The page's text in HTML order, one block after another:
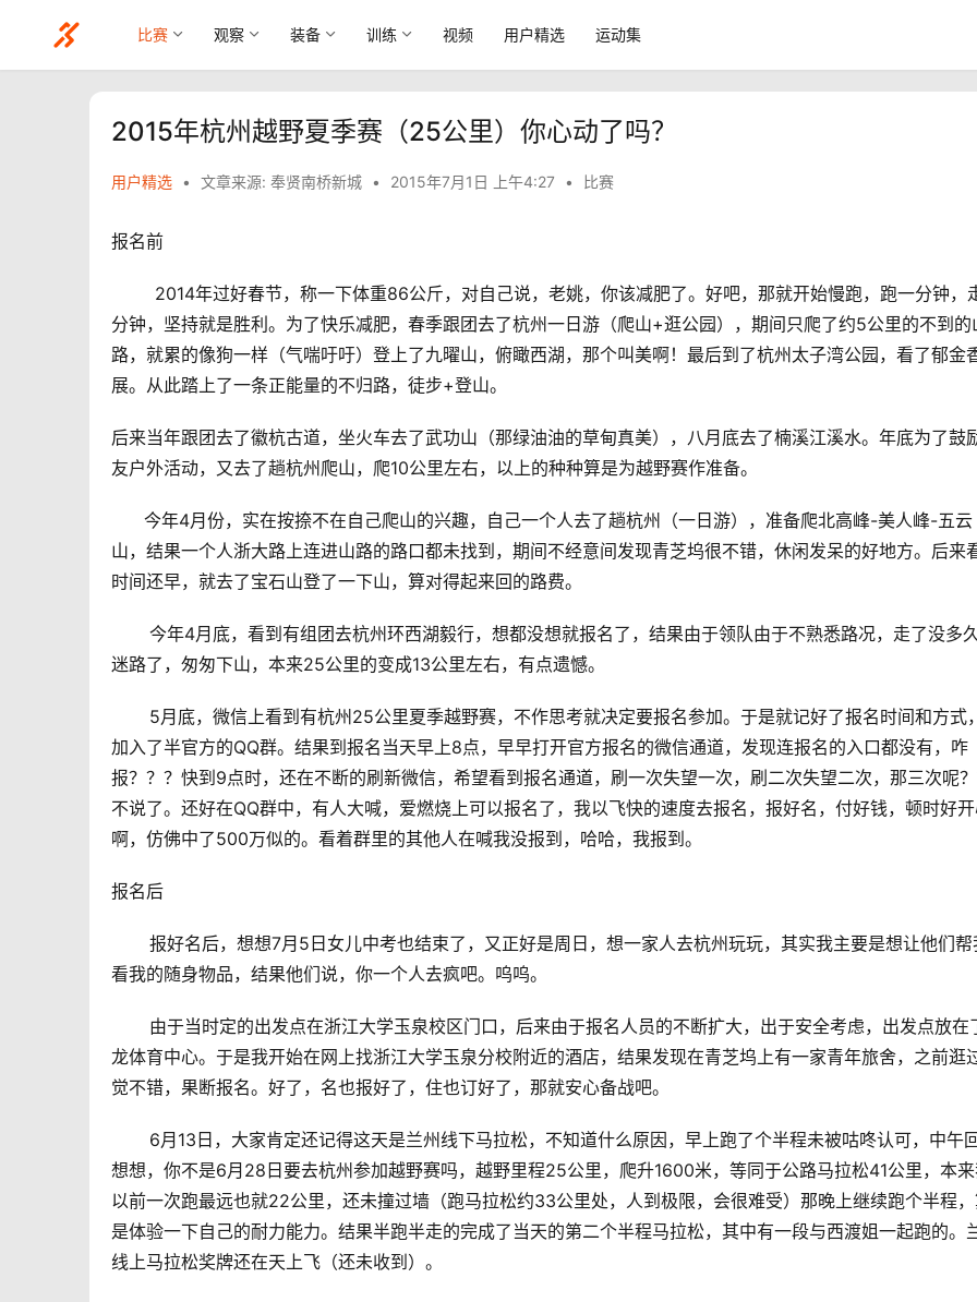
比赛 观察 装备 训练 视频 用户精选 运动集
2015年杭州越野夏季赛（25公里）你心动了吗？
用户精选 • 文章来源: 奉贤南桥新城 • 2015年7月1日 上午4:27 • 比赛
报名前
2014年过好春节，称一下体重86公斤，对自己说，老姚，你该减肥了。好吧，那就开始慢跑，跑一分钟，
分钟，坚持就是胜利。为了快乐减肥，春季跟团去了杭州一日游（爬山+逛公园），期间只爬了约5公里的不到的
路，就累的像狗一样（气喘吁吁）登上了九曜山，俯瞰西湖，那个叫美啊！最后到了杭州太子湾公园，看了郁金
展。从此踏上了一条正能量的不归路，徒步+登山。
后来当年跟团去了徽杭古道，坐火车去了武功山（那绿油油的草甸真美），八月底去了楠溪江溪水。年底为了鼓
友户外活动，又去了趟杭州爬山，爬10公里左右，以上的种种算是为越野赛作准备。
今年4月份，实在按捺不在自己爬山的兴趣，自己一个人去了趟杭州（一日游），准备爬北高峰-美人峰-五云
山，结果一个人浙大路上连进山路的路口都未找到，期间不经意间发现青芝坞很不错，休闲发呆的好地方。后来
时间还早，就去了宝石山登了一下山，算对得起来回的路费。
今年4月底，看到有组团去杭州环西湖毅行，想都没想就报名了，结果由于领队由于不熟悉路况，走了没多
迷路了，匆匆下山，本来25公里的变成13公里左右，有点遗憾。
5月底，微信上看到有杭州25公里夏季越野赛，不作思考就决定要报名参加。于是就记好了报名时间和方式
加入了半官方的QQ群。结果到报名当天早上8点，早早打开官方报名的微信通道，发现连报名的入口都没有，咋
报？？？快到9点时，还在不断的刷新微信，希望看到报名通道，刷一次失望一次，刷二次失望二次，那三次呢？
不说了。还好在QQ群中，有人大喊，爱燃烧上可以报名了，我以飞快的速度去报名，报好名，付好钱，顿时好
啊，仿佛中了500万似的。看着群里的其他人在喊我没报到，哈哈，我报到。
报名后
报好名后，想想7月5日女儿中考也结束了，又正好是周日，想一家人去杭州玩玩，其实我主要是想让他们帮
看我的随身物品，结果他们说，你一个人去疯吧。呜呜。
由于当时定的出发点在浙江大学玉泉校区门口，后来由于报名人员的不断扩大，出于安全考虑，出发点放在
龙体育中心。于是我开始在网上找浙江大学玉泉分校附近的酒店，结果发现在青芝坞上有一家青年旅舍，之前逛
觉不错，果断报名。好了，名也报好了，住也订好了，那就安心备战吧。
6月13日，大家肯定还记得这天是兰州线下马拉松，不知道什么原因，早上跑了个半程未被咕咚认可，中午
想想，你不是6月28日要去杭州参加越野赛吗，越野里程25公里，爬升1600米，等同于公路马拉松41公里，本
以前一次跑最远也就22公里，还未撞过墙（跑马拉松约33公里处，人到极限，会很难受）那晚上继续跑个半程
是体验一下自己的耐力能力。结果半跑半走的完成了当天的第二个半程马拉松，其中有一段与西渡姐一起跑的。
线上马拉松奖牌还在天上飞（还未收到）。